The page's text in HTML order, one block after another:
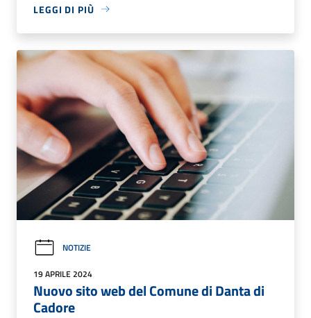
LEGGI DI PIÙ
NOTIZIE
19 APRILE 2024
Nuovo sito web del Comune di Danta di
Cadore